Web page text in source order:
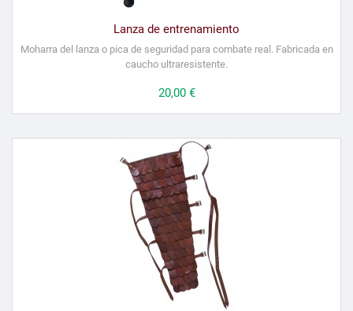
Lanza de entrenamiento
Moharra del lanza o pica de seguridad para combate real. Fabricada en
caucho ultraresistente.
Precio
20,00 €